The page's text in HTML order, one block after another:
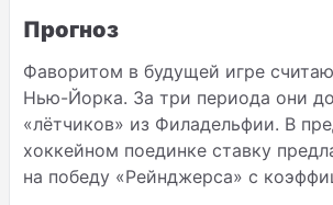
Прогноз
Фаворитом в будущей игре
Нью-Йорка. За три периода они
«лётчиков» из Филадельфии. В
хоккейном поединке ставку
на победу «Рейнджерса» с